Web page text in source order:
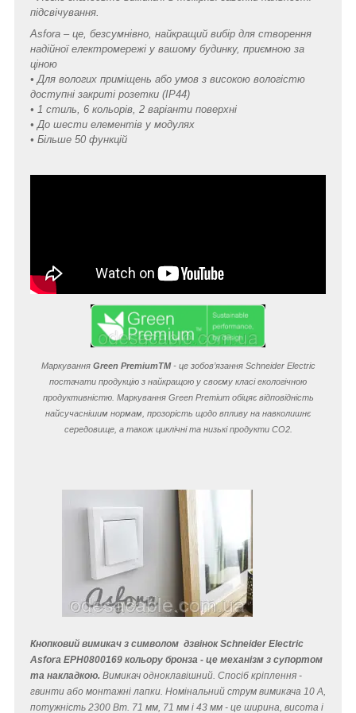
підсвічування.
Asfora – це, безсумнівно, найкращий вибір для створення
надійної електромережі у вашому будинку, приємною за
ціною
• Для вологих приміщень або умов з високою вологістю
доступні закриті розетки (IP44)
• 1 стиль, 6 кольорів, 2 варіанти поверхні
• До шести елементів у модулях
• Більше 50 функцій
Маркування Green PremiumTM- це зобов’язання Schneider Electric
постачати продукцію з найкращою у своєму класі екологічною
продуктивністю. Маркування Green Premium обіцяє відповідність
найсучаснішим нормам, прозорість щодо впливу на навколишнє
середовище, а також циклічні та низькі продукти CO2.
Кнопковий вимикач з символом дзвінок Schneider Electric
Asfora EPH0800169 кольору бронза - це механізм з супортом
та накладкою. Вимикач одноклавішний. Спосіб кріплення -
гвинти або монтажні лапки. Номінальний струм вимикача 10 A,
потужність 2300 Вт. 71 мм, 71 мм і 43 мм - це ширина, висота і